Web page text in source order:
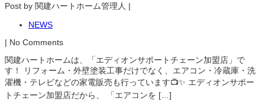
Post by 関建ハートホーム管理人 |
NEWS
| No Comments
関建ハートホームは、「エディオンサポートチェーン加盟店」で
す！ リフォーム・外壁塗装工事だけでなく、エアコン・冷蔵庫・洗
濯機・テレビなどの家電販売も行っています📺✨ エディオンサポー
トチェーン加盟店だから、 「エアコンを […]